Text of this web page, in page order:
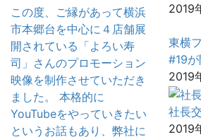
この度、ご縁があって横浜
市本郷台を中心に４店舗展
開されている「よろい寿
司」さんのプロモーション
映像を制作させていただき
ました。 本格的に
YouTubeをやっていきたい
というお話もあり、弊社に
2019
東横
#19が
2019
社長
2019